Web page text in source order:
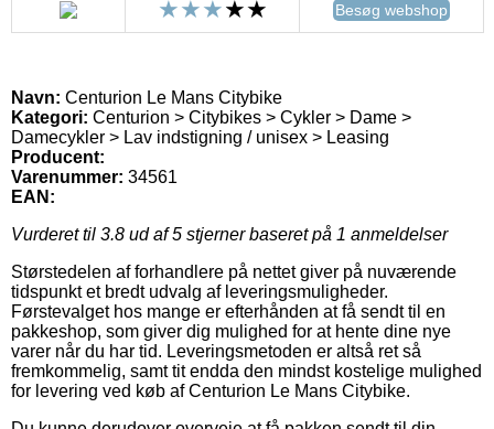
Besøg webshop
Navn: Centurion Le Mans Citybike
Kategori: Centurion > Citybikes > Cykler > Dame >
Damecykler > Lav indstigning / unisex > Leasing
Producent:
Varenummer: 34561
EAN:
Vurderet til 3.8 ud af 5 stjerner baseret på 1 anmeldelser
Størstedelen af forhandlere på nettet giver på nuværende
tidspunkt et bredt udvalg af leveringsmuligheder.
Førstevalget hos mange er efterhånden at få sendt til en
pakkeshop, som giver dig mulighed for at hente dine nye
varer når du har tid. Leveringsmetoden er altså ret så
fremkommelig, samt tit endda den mindst kostelige mulighed
for levering ved køb af Centurion Le Mans Citybike.